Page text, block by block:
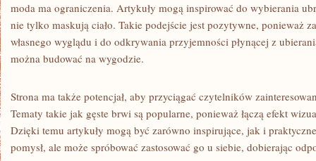
moda ma ograniczenia. Artykuły mogą inspirować do wybierania
nie tylko maskują ciało. Takie podejście jest pozytywne, ponieważ
własnego wyglądu i do odkrywania przyjemności płynącej z
można budować na wygodzie.
Strona ma także potencjał, aby przyciągać czytelników
Tematy takie jak gęste brwi są popularne, ponieważ łączą efekt
Dzięki temu artykuły mogą być zarówno inspirujące, jak i
pomysł, ale może spróbować zastosować go u siebie, dobierając